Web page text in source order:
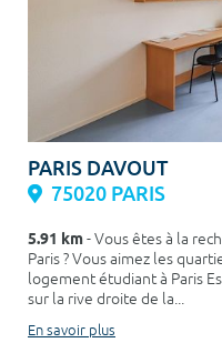
PARIS DAVOUT
75020 PARIS
5.91 km- Vous êtes à la
Paris ? Vous aimez les
logement étudiant à Paris
sur la rive droite de la...
En savoir plus